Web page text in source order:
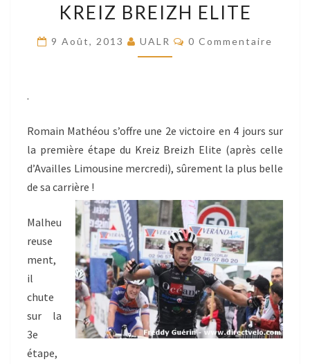
BREIZH
KREIZ BREIZH ELITE
9 Août, 2013 UALR Commentaires
0 Commentaire
.
Romain Mathéou s’offre une 2e victoire en 4 jours sur
la première étape du Kreiz Breizh Elite (après celle
d’Availles Limousine mercredi), sûrement la plus belle
de sa carrière !
Malheu
reuse
ment,
il
chute
sur la
3e
étape,